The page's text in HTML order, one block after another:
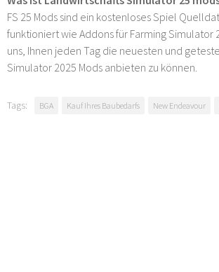
FS 25 Mods sind ein kostenloses Spiel
funktioniert wie Addons für Farming Simulator
uns, Ihnen jeden Tag die neuesten und
Simulator 2025 Mods anbieten zu können.
Tags: BGA Kauf Ihres Baubedarfs New Endeavour